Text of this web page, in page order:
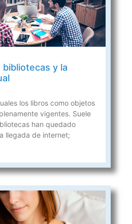
bibliotecas y la
los libros como objetos
vigentes. Suele
han quedado
llegada de internet;